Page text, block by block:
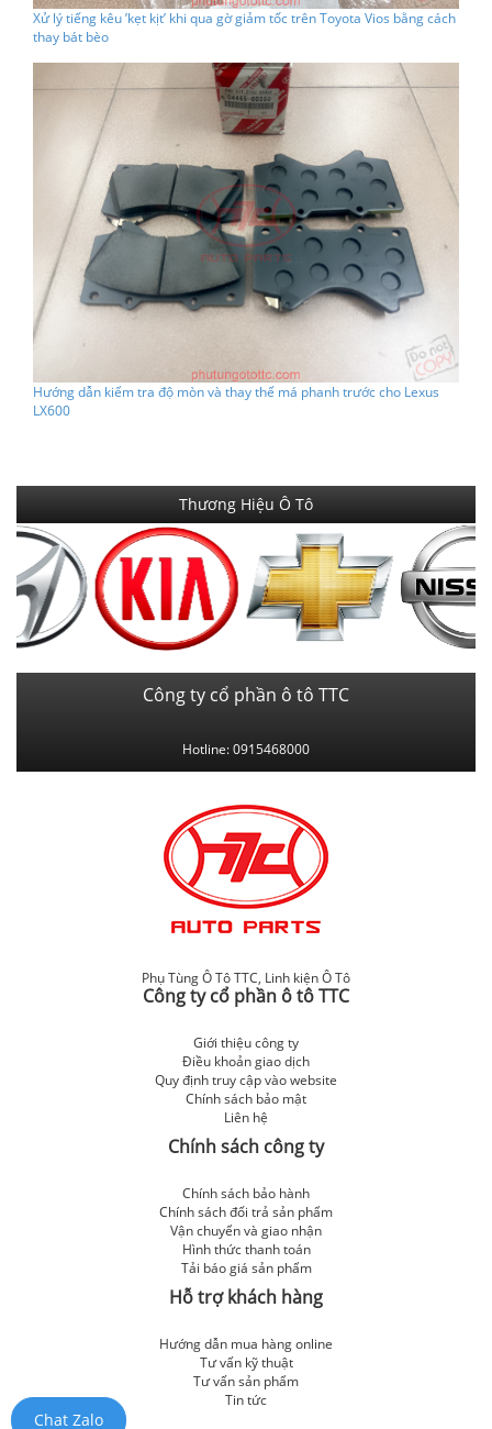
Xử lý tiếng kêu ’kẹt kịt’ khi qua gờ giảm tốc trên Toyota Vios bằng cách
thay bát bèo
Hướng dẫn kiểm tra độ mòn và thay thế má phanh trước cho Lexus
LX600
Thương Hiệu Ô Tô
Công ty cổ phần ô tô TTC
Hotline: 0915468000
Phụ Tùng Ô Tô TTC, Linh kiện Ô Tô
Công ty cổ phần ô tô TTC
Giới thiệu công ty
Điều khoản giao dịch
Quy định truy cập vào website
Chính sách bảo mật
Liên hệ
Chính sách công ty
Chính sách bảo hành
Chính sách đổi trả sản phẩm
Vận chuyển và giao nhận
Hình thức thanh toán
Tải báo giá sản phẩm
Hỗ trợ khách hàng
Hướng dẫn mua hàng online
Tư vấn kỹ thuật
Tư vấn sản phẩm
Tin tức
Chat Zalo